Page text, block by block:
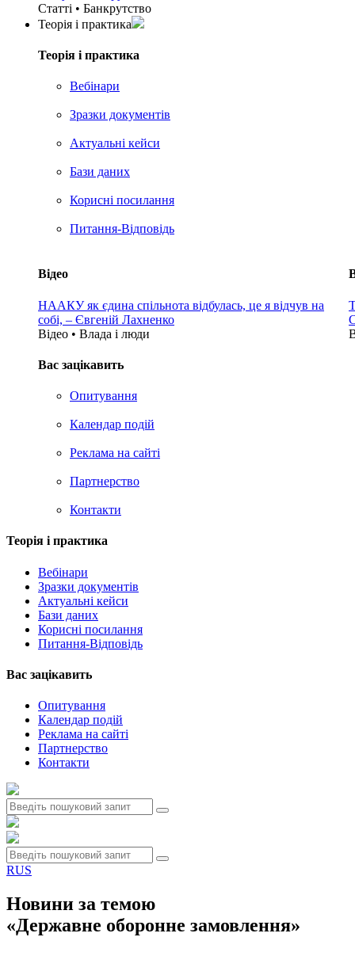
Статті • Банкрутство
Теорія i практика
Теорія i практика
Вебінари
Зразки документів
Актуальні кейси
Бази даних
Корисні посилання
Питання-Відповідь
Відео
НААКУ як єдина спільнота відбулась, це я відчув на
собі, – Євгеній Лахненко
Відео • Влада i люди
Вас зацікавить
Опитування
Календар подій
Реклама на сайтi
Партнерство
Контакти
Теорія i практика
Вебінари
Зразки документів
Актуальні кейси
Бази даних
Корисні посилання
Питання-Відповідь
Вас зацiкавить
Опитування
Календар подій
Реклама на сайтi
Партнерство
Контакти
RUS
Новини за темою
«Державне оборонне замовлення»